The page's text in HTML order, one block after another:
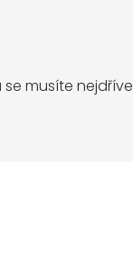
musíte nejdříve